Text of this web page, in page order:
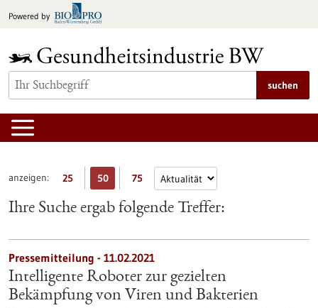
Inhalt
Powered by
suchen
anzeigen: 25 50 75
Ihre Suche ergab folgende Treffer:
Pressemitteilung - 11.02.2021
Intelligente Roboter zur gezielten
Bekämpfung von Viren und Bakterien